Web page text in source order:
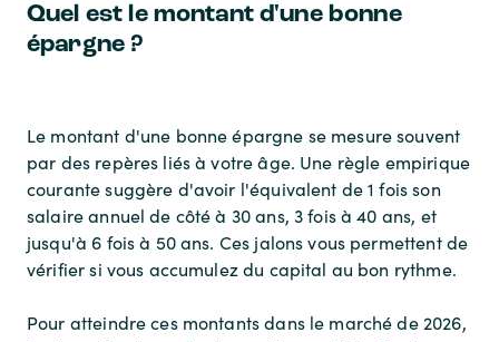
Quel est le montant d'une bonne
épargne ?
Le montant d'une bonne épargne se mesure souvent
par des repères liés à votre âge. Une règle empirique
courante suggère d'avoir l'équivalent de 1 fois son
salaire annuel de côté à 30 ans, 3 fois à 40 ans, et
jusqu'à 6 fois à 50 ans. Ces jalons vous permettent de
vérifier si vous accumulez du capital au bon rythme.
Pour atteindre ces montants dans le marché de 2026,